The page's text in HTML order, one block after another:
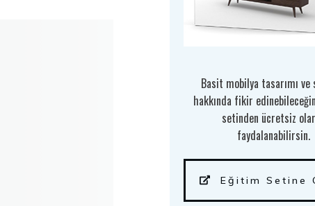
Basit mobilya tasarımı ve
hakkında fikir
setinden ücretsiz
faydalanabilirsin.
Eğitim Setine